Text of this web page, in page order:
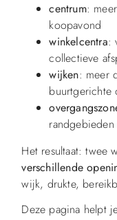
centrum:
koopavond
winkelcentra:
collectieve
wijken: meer
buurtgerichte
Het resultaat: twee
verschillende
wijk, drukte,
Deze pagina helpt